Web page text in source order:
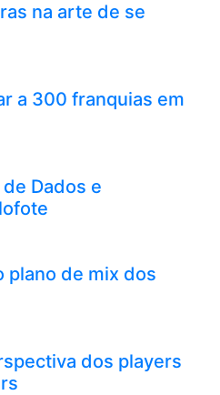
na arte de se
a 300 franquias em
de Dados e
plano de mix dos
dos players